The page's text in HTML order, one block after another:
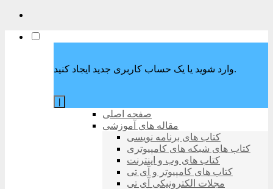
وارد شوید یا یک حساب کاربری جدید ایجاد کنید.
صفحه اصلی
مقاله های آموزشی
کتاب های برنامه نویسی
کتاب های شبکه های کامپیوتری
کتاب های وب و اینترنت
کتاب های کامپیوتر و آی تی
مجلات الکترونیکی آی تی